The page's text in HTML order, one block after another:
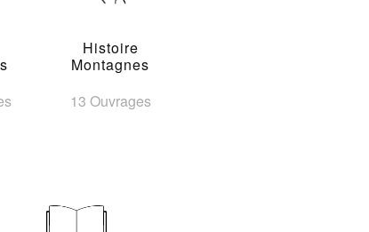
Histoire
Montagnes
13 Ouvrages